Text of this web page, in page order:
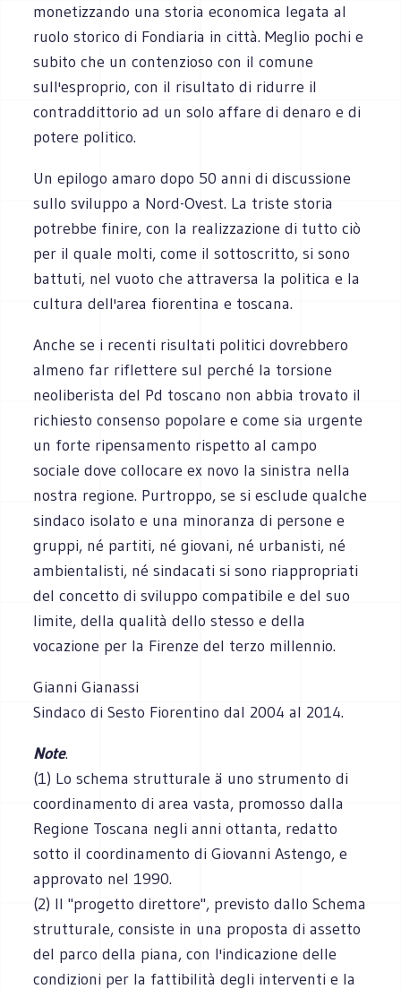
monetizzando una storia economica legata al
ruolo storico di Fondiaria in città. Meglio pochi e
subito che un contenzioso con il comune
sull'esproprio, con il risultato di ridurre il
contraddittorio ad un solo affare di denaro e di
potere politico.
Un epilogo amaro dopo 50 anni di discussione
sullo sviluppo a Nord-Ovest. La triste storia
potrebbe finire, con la realizzazione di tutto ciò
per il quale molti, come il sottoscritto, si sono
battuti, nel vuoto che attraversa la politica e la
cultura dell'area fiorentina e toscana.
Anche se i recenti risultati politici dovrebbero
almeno far riflettere sul perché la torsione
neoliberista del Pd toscano non abbia trovato il
richiesto consenso popolare e come sia urgente
un forte ripensamento rispetto al campo
sociale dove collocare ex novo la sinistra nella
nostra regione. Purtroppo, se si esclude qualche
sindaco isolato e una minoranza di persone e
gruppi, né partiti, né giovani, né urbanisti, né
ambientalisti, né sindacati si sono riappropriati
del concetto di sviluppo compatibile e del suo
limite, della qualità dello stesso e della
vocazione per la Firenze del terzo millennio.
Gianni Gianassi
Sindaco di Sesto Fiorentino dal 2004 al 2014.
Note.
(1) Lo schema strutturale ä uno strumento di
coordinamento di area vasta, promosso dalla
Regione Toscana negli anni ottanta, redatto
sotto il coordinamento di Giovanni Astengo, e
approvato nel 1990.
(2) Il "progetto direttore", previsto dallo Schema
strutturale, consiste in una proposta di assetto
del parco della piana, con l'indicazione delle
condizioni per la fattibilità degli interventi e la